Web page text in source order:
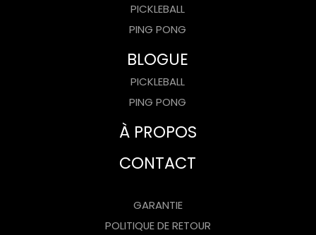
PICKLEBALL
PING PONG
BLOGUE
PICKLEBALL
PING PONG
À PROPOS
CONTACT
GARANTIE
POLITIQUE DE RETOUR